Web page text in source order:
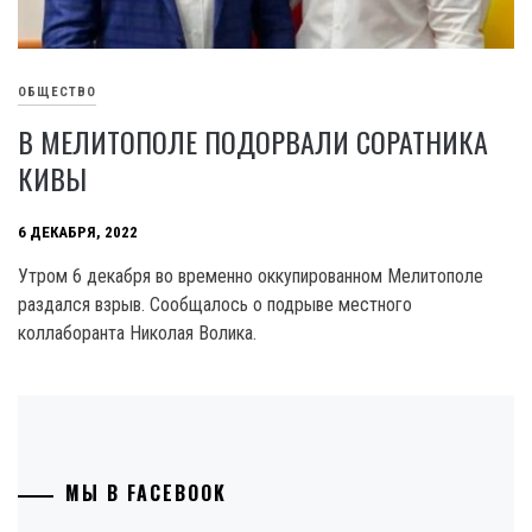
ОБЩЕСТВО
В МЕЛИТОПОЛЕ ПОДОРВАЛИ СОРАТНИКА
КИВЫ
6 ДЕКАБРЯ, 2022
Утром 6 декабря во временно оккупированном Мелитополе
раздался взрыв. Сообщалось о подрыве местного
коллаборанта Николая Волика.
МЫ В FACEBOOK